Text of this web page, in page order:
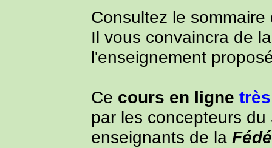
Consultez le sommaire
Il vous convaincra de
l'enseignement
Ce cours en ligne
par les concepteurs du
enseignants de la